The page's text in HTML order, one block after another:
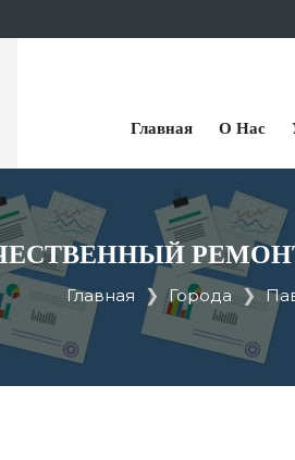
Главная О Нас
Главная Города